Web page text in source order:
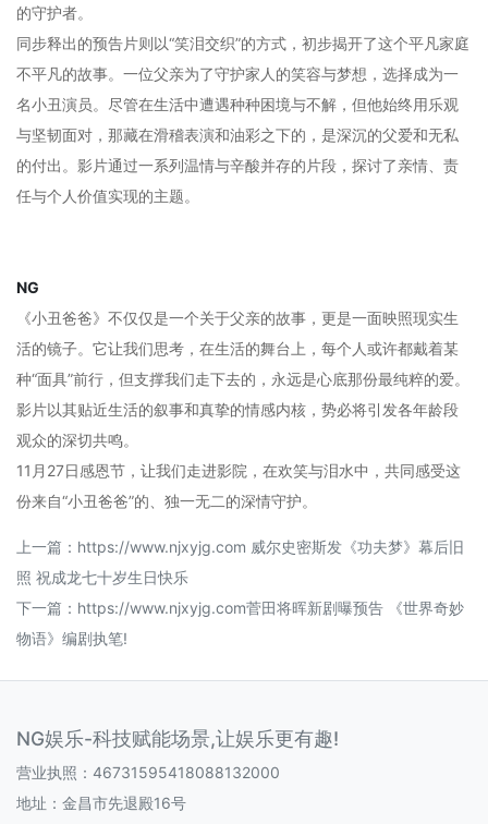
的守护者。
同步释出的预告片则以“笑泪交织”的方式，初步揭开了这个平凡家庭
不平凡的故事。一位父亲为了守护家人的笑容与梦想，选择成为一
名小丑演员。尽管在生活中遭遇种种困境与不解，但他始终用乐观
与坚韧面对，那藏在滑稽表演和油彩之下的，是深沉的父爱和无私
的付出。影片通过一系列温情与辛酸并存的片段，探讨了亲情、责
任与个人价值实现的主题。
NG
《小丑爸爸》不仅仅是一个关于父亲的故事，更是一面映照现实生
活的镜子。它让我们思考，在生活的舞台上，每个人或许都戴着某
种“面具”前行，但支撑我们走下去的，永远是心底那份最纯粹的爱。
影片以其贴近生活的叙事和真挚的情感内核，势必将引发各年龄段
观众的深切共鸣。
11月27日感恩节，让我们走进影院，在欢笑与泪水中，共同感受这
份来自“小丑爸爸”的、独一无二的深情守护。
上一篇： https://www.njxyjg.com 威尔史密斯发《功夫梦》幕后旧
照 祝成龙七十岁生日快乐
下一篇： https://www.njxyjg.com菅田将晖新剧曝预告 《世界奇妙
物语》编剧执笔!
NG娱乐-科技赋能场景,让娱乐更有趣!
营业执照：46731595418088132000
地址：金昌市先退殿16号